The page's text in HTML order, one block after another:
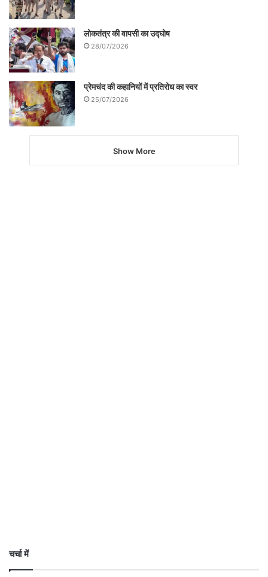
लोकतंत्र की वापसी का उद्घोष
28/07/2026
प्रेमचंद की कहानियों में प्रतिरोध का स्वर
25/07/2026
Show More
चर्चा में